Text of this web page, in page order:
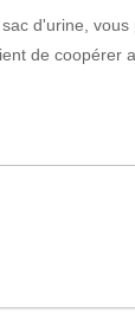
d'urine,
de coopérer